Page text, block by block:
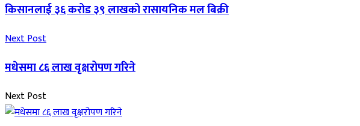
किसानलाई ३६ करोड ३९ लाखको रासायनिक मल बिक्री
Next Post
मधेसमा ८६ लाख वृक्षरोपण गरिने
Next Post